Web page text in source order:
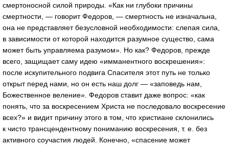
смертоносной силой природы. «Как ни глубоки причины
смертности, — говорит Федоров, — смертность не изначальна,
она не представляет безусловной необходимости: слепая сила,
в зависимости от которой находится разумное существо, сама
может быть управляема разумом». Но как? Федоров, прежде
всего, защищает саму идею «имманентного воскрешения»:
после искупительного подвига Спасителя этот путь не только
открыт перед нами, но он есть наш долг — «заповедь нам,
Божественное веление». Федоров ставит даже вопрос: «как
понять, что за воскресением Христа не последовало воскресение
всех?» и видит причину этого в том, что христиане склонились
к чисто трансцендентному пониманию воскресения, т. е. без
активного соучастия людей. Конечно, «спасение может